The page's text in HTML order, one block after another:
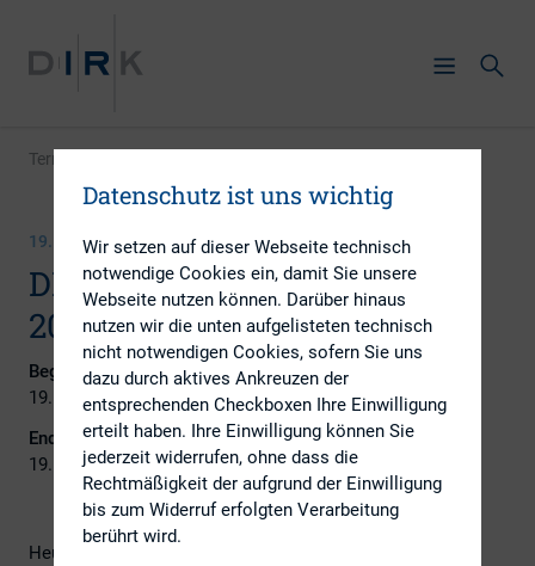
Termin
19. DEZEMBER 2023
DIRK-Newsletter Dezember
2023 erscheint
Beginn:
19. Dezember 2023
Ende:
19. Dezember 2023
Heute erscheint die Dezember-Ausgabe des DIRK-
Datenschutz ist uns wichtig
Wir setzen auf dieser Webseite technisch
notwendige Cookies ein, damit Sie unsere
Webseite nutzen können. Darüber hinaus
nutzen wir die unten aufgelisteten technisch
nicht notwendigen Cookies, sofern Sie uns
dazu durch aktives Ankreuzen der
entsprechenden Checkboxen Ihre Einwilligung
erteilt haben. Ihre Einwilligung können Sie
jederzeit widerrufen, ohne dass die
Rechtmäßigkeit der aufgrund der Einwilligung
bis zum Widerruf erfolgten Verarbeitung
berührt wird.